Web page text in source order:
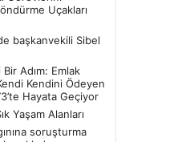
Uçakları
başkanvekili Sibel
Bir Adım: Emlak
Kendini Ödeyen
Hayata Geçiyor
Yaşam Alanları
soruşturma